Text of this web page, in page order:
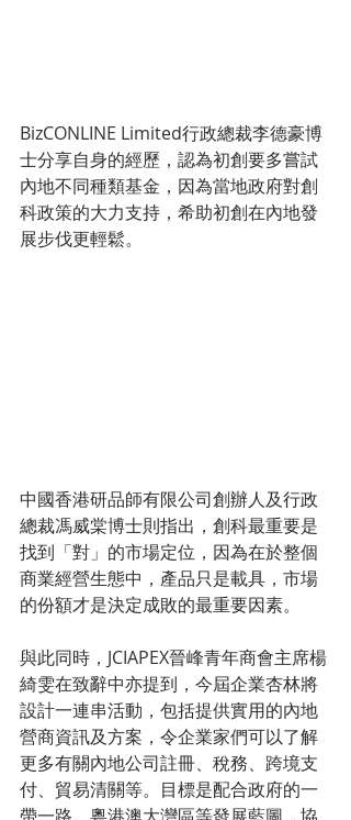
BizCONLINE Limited行政總裁李德豪博
士分享自身的經歷，認為初創要多嘗試
內地不同種類基金，因為當地政府對創
科政策的大力支持，希助初創在內地發
展步伐更輕鬆。
中國香港研品師有限公司創辦人及行政
總裁馮威棠博士則指出，創科最重要是
找到「對」的市場定位，因為在於整個
商業經營生態中，產品只是載具，市場
的份額才是決定成敗的最重要因素。
與此同時，JCIAPEX晉峰青年商會主席楊
綺雯在致辭中亦提到，今屆企業杏林將
設計一連串活動，包括提供實用的內地
營商資訊及方案，令企業家們可以了解
更多有關內地公司註冊、稅務、跨境支
付、貿易清關等。目標是配合政府的一